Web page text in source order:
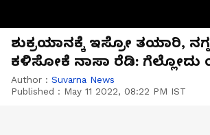
ಶುಕ್ರಯಾನಕ್ಕೆ ಇಸ್ರೋ ತಯಾರಿ,
ಕಳಿಸೋಕೆ ನಾಸಾ ರೆಡಿ: ಗೆಲ್ಲೋದು
Author : Suvarna News
Published : May 11 2022, 08:22 PM IST